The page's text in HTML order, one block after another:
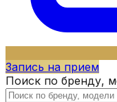
Запись на прием
Поиск по бренду,